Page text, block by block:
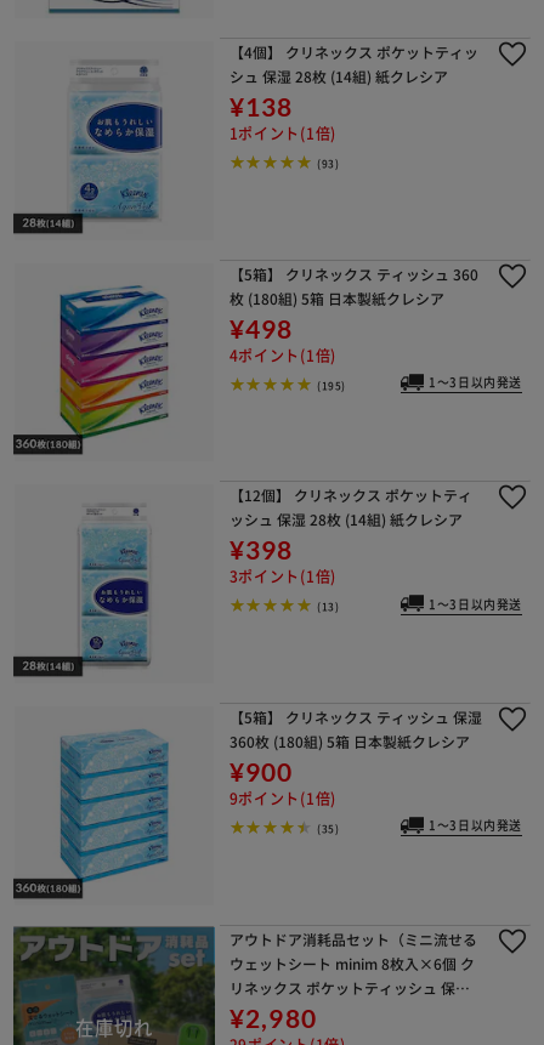
【4個】 クリネックス ポケットティッ
シュ 保湿 28枚 (14組) 紙クレシア
¥138
1ポイント(1倍)
(93)
【5箱】 クリネックス ティッシュ 360
枚 (180組) 5箱 日本製紙クレシア
¥498
4ポイント(1倍)
(195) 1～3日以内発送
【12個】 クリネックス ポケットティ
ッシュ 保湿 28枚 (14組) 紙クレシア
¥398
3ポイント(1倍)
(13) 1～3日以内発送
【5箱】 クリネックス ティッシュ 保湿
360枚 (180組) 5箱 日本製紙クレシア
¥900
9ポイント(1倍)
(35) 1～3日以内発送
アウトドア消耗品セット（ミニ流せる
ウェットシート minim 8枚入×6個 ク
リネックス ポケットティッシュ 保湿
未来へのおもいやり 手さげポリ袋 L 3
00枚 乳白 アース製薬 服の上からサラ
¥2,980